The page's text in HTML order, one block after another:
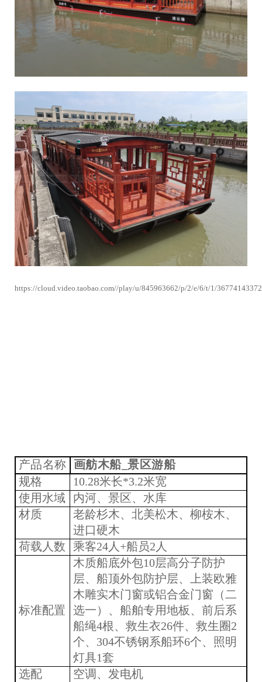
https://cloud.video.taobao.com//play/u/845963662/p/2/e/6/t/1/
产品名称
画舫木船_景区游船
规格
10.28米长*3.2米宽
使用水域
内河、景区、水库
材质
老龄杉木、北美松木、柳桉木、
进口硬木
荷载人数
乘客24人+船员2人
标准配置
木质船底外包10层高分子防护
层、船顶外包防护层、上装欧雅
木雕实木门窗或铝合金门窗（二
选一）、船舶专用地板、前后系
船绳4根、救生衣26件、救生圈2
个、304不锈钢系船环6个、照明
灯具1套
选配
空调、发电机